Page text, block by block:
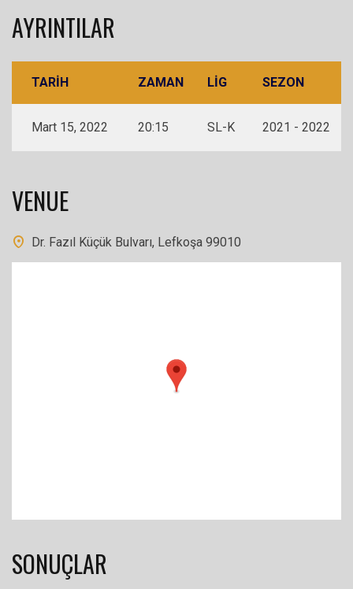
AYRINTILAR
TARIH ZAMAN LIG SEZON
Mart 15, 2022 20:15 SL-K 2021 - 2022
VENUE
Dr. Fazıl Küçük Bulvarı, Lefkoşa 99010
SONUÇLAR